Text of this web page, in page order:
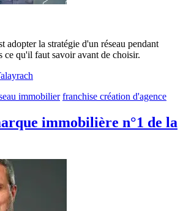
adopter la stratégie d'un réseau pendant
ce qu'il faut savoir avant de choisir.
immobilier franchise création d'agence
immobilière n°1 de la